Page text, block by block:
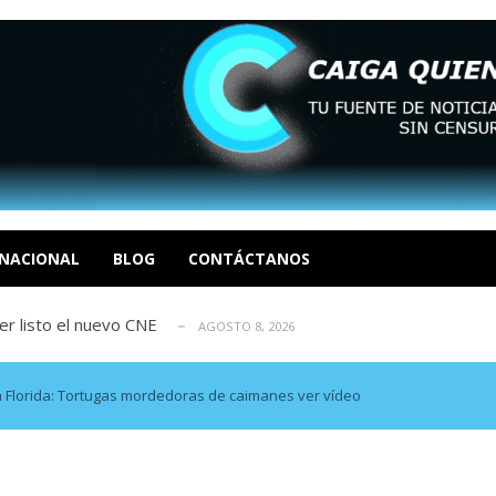
BLOG CONTÁCTANOS
María Afiuni y llamó a reconstruir la... AGOSTO 8, 2026
y el cierre definitivo de su caso... AGOSTO 8, 2026
2026
listo el nuevo CNE
tras los terremotos
María Afiuni y llamó a reconstruir la... AGOSTO 8, 2026
y el cierre definitivo de su caso... AGOSTO 8, 2026
2026
listo el nuevo CNE
Florida: Tortugas mordedoras de caimanes ver vídeo